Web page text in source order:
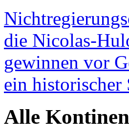
die Nicolas-
gewinnen vor
ein
Alle